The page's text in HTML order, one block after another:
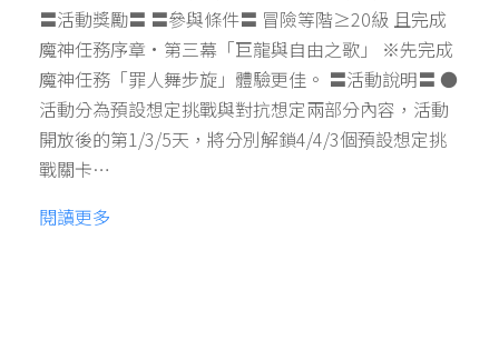
〓活動獎勵〓 〓參與條件〓 冒險等階≥20級 且完成
魔神任務序章·第三幕「巨龍與自由之歌」 ※先完成
魔神任務「罪人舞步旋」體驗更佳。 〓活動說明〓 ●
活動分為預設想定挑戰與對抗想定兩部分內容，活動
開放後的第1/3/5天，將分別解鎖4/4/3個預設想定挑
戰關卡…
閱讀更多